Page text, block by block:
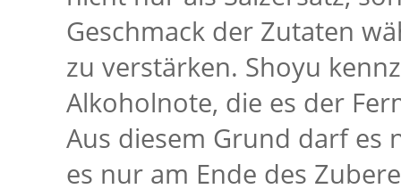
Geschmack der Zutaten
zu verstärken. Shoyu
Alkoholnote, die es der
Aus diesem Grund darf es
es nur am Ende des